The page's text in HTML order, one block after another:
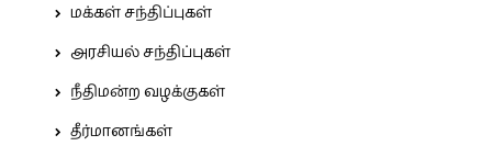
மக்கள் சந்திப்புகள்
அரசியல் சந்திப்புகள்
நீதிமன்ற வழக்குகள்
தீர்மானங்கள்